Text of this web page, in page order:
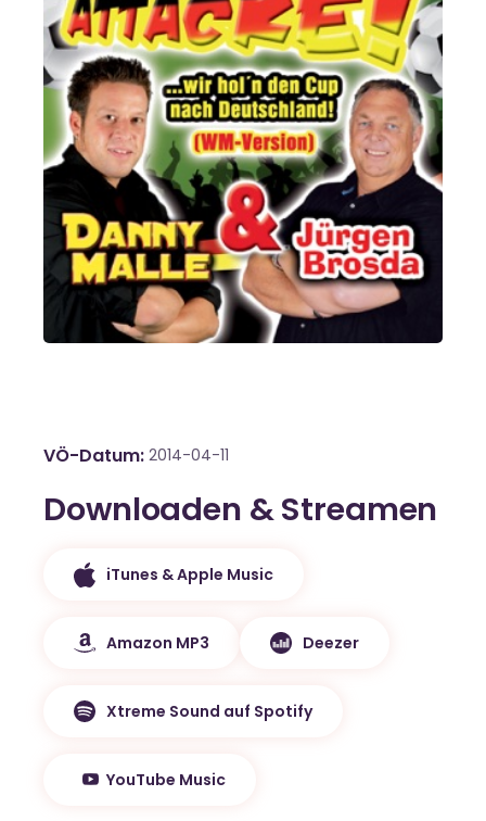
VÖ-Datum 2014-04-11
Downloaden & Streamen
iTunes & Apple Music
Amazon MP3 Deezer
Xtreme Sound auf Spotify
YouTube Music